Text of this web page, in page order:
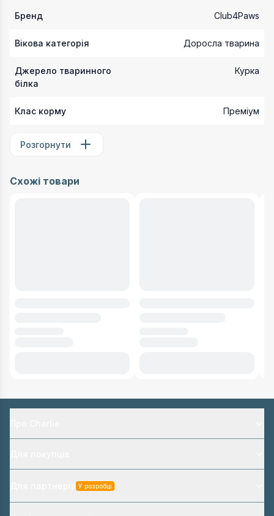
Бренд Club4Paws
Вікова категорія Доросла тварина
Джерело тваринного
білка
Курка
Клас корму Преміум
Розгорнути
Схожі товари
У розробці